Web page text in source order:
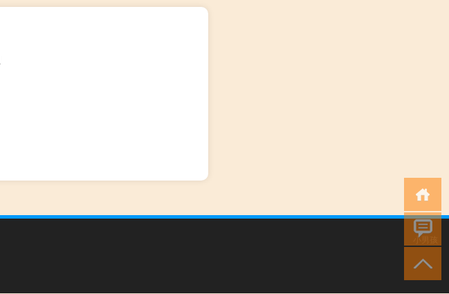
小男孩